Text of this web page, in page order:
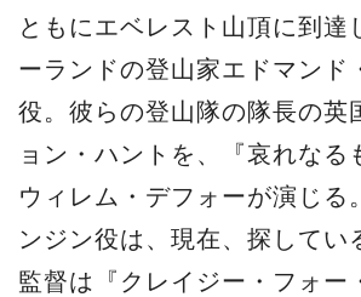
ともにエベレスト山頂に到達
ーランドの登山家エドマンド
役。彼らの登山隊の隊長の英
ョン・ハントを、『哀れなる
ウィレム・デフォーが演じる
ンジン役は、現在、探してい
監督は『クレイジー・フォー